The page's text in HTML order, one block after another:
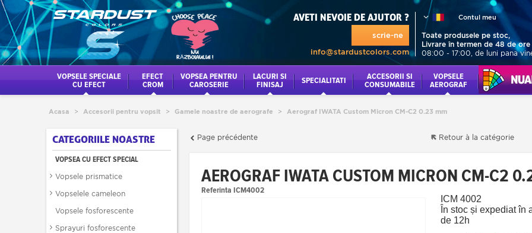
AVETI NEVOIE DE AJUTOR ?
scrie-ne
info@stardustcolors.com
Contul meu
Toate produsele pe stoc,
Livrare în termen de 48 de ore
08:00 - 17:00, de luni pana
VOPSELE SPECIALE
CU EFECT
EFECT
CROM
VOPSEA PENTRU
CAROSERIE
LACURI SI
FINISAJ
SPECIALITATI
ACCESORII SI
CONSUMABILE
VOPSELE
AEROGRAF
Acasa > Accesorii pentru vopsit > Gamele noastre de aerografe > Aerograf IWATA Custom Micron CM-C2 0.23 mm
CATEGORIILE NOASTRE
VOPSEA CU EFECT SPECIAL
Vopsele prismatice
Vopselele cameleon
Vopsele fosforescente
Sprayuri fosforescente
Page précédente Retour à la catégorie
AEROGRAF IWATA CUSTOM MICRON CM-C2
Referinta ICM4002
ICM 4002
În stoc și expediat
de 12h